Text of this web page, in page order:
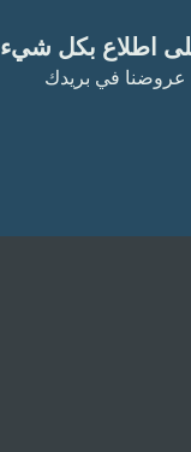
على اطلاع بكل شيء
عروضنا في بريدك